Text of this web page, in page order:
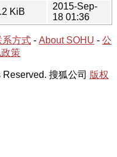
KiB
2015-Sep-
18 01:36
系方式 - About SOHU - 公
策
搜狐公司 版权